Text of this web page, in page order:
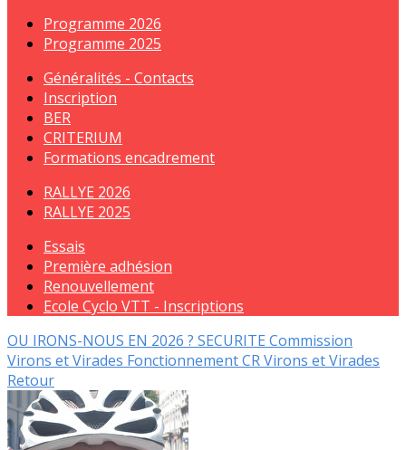
Programme 2026
Programme 2025
Généralités - Contacts
Inscription
BER
CRITERIUM
Formations encadrement
RALLYE 2026
RALLYE 2025
Essais
Première adhésion
Renouvellement
Ecole Cyclo VTT - Inscriptions
OU IRONS-NOUS EN 2026 ? SECURITE Commission
Virons et Virades FonctionnementCR Virons et Virades
Retour